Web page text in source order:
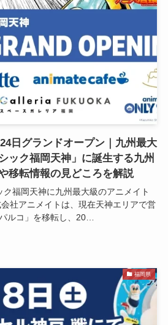
24日グランドオープン｜九州最大
ック福岡天神」に誕生する九州
移転情報の見どころを解説
福岡天神に九州最大級のアニメイト
社アニメイトは、現在天神エリアで営
ルコ」を移転し、20…
福岡県